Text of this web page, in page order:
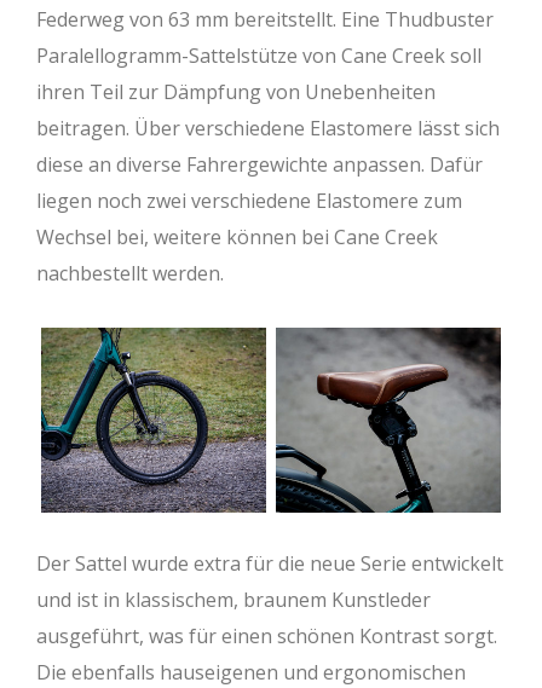
Federweg von 63 mm bereitstellt. Eine Thudbuster
Paralellogramm-Sattelstütze von Cane Creek soll
ihren Teil zur Dämpfung von Unebenheiten
beitragen. Über verschiedene Elastomere lässt sich
diese an diverse Fahrergewichte anpassen. Dafür
liegen noch zwei verschiedene Elastomere zum
Wechsel bei, weitere können bei Cane Creek
nachbestellt werden.
Der Sattel wurde extra für die neue Serie entwickelt
und ist in klassischem, braunem Kunstleder
ausgeführt, was für einen schönen Kontrast sorgt.
Die ebenfalls hauseigenen und ergonomischen